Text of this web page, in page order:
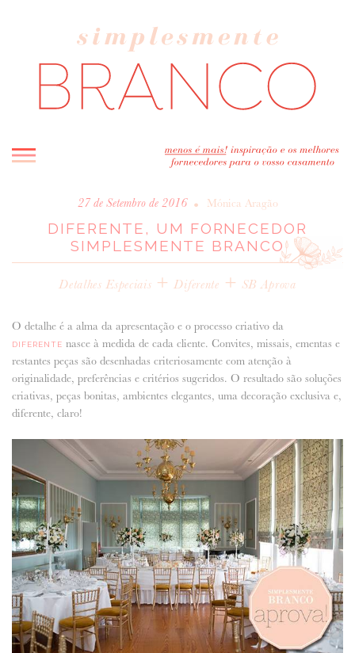
INICIO
BLOG
MELHOR INSPIRAÇÃO
ENTREVISTAS
CASAVA-ME AQUI!
FORNECEDORES RECOMENDADOS
ANUNCIE CONNOSCO
27 de Setembro de 2016 • Mónica Aragão
DIFERENTE, UM FORNECEDOR
SIMPLESMENTE BRANCO
Detalhes Especiais +Diferente + SB Aprova
O detalhe é a alma da apresentação e o processo criativo da
DIFERENTE nasce à medida de cada cliente. Convites, missais, ementas e
restantes peças são desenhadas criteriosamente com atenção à
originalidade, preferências e critérios sugeridos. O resultado são soluções
criativas, peças bonitas, ambientes elegantes, uma decoração exclusiva e,
diferente, claro!